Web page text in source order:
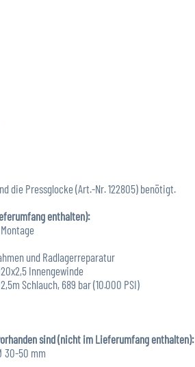
die Pressglocke (Art.-Nr. 122805) benötigt.
enthalten):
und Radlagerreparatur
Innengewinde
Schlauch, 689 bar (10.000 PSI)
sind (nicht im Lieferumfang enthalten):
30-50 mm